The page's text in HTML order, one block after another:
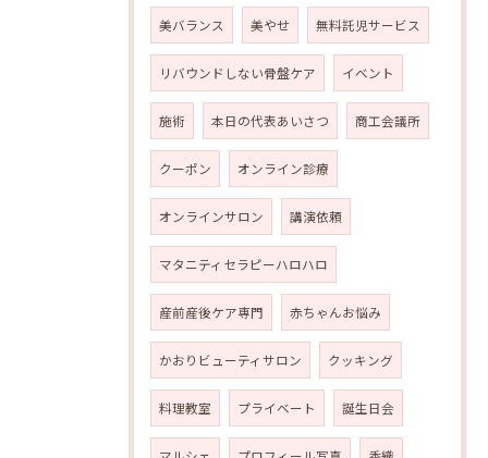
美バランス 美やせ 無料託児サービス
リバウンドしない骨盤ケア イベント
施術 本日の代表あいさつ 商工会議所
クーポン オンライン診療
オンラインサロン 講演依頼
マタニティセラピーハロハロ
産前産後ケア専門 赤ちゃんお悩み
かおりビューティサロン クッキング
料理教室 プライベート 誕生日会